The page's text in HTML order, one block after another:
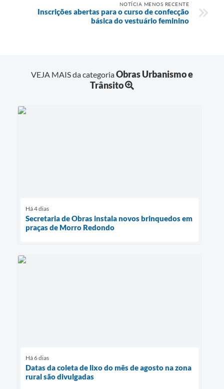
NOTÍCIA MENOS RECENTE
Inscrições abertas para o curso de confecção
básica do vestuário feminino
VEJA MAIS da categoriaObras Urbanismo e
Trânsito
Há 4 dias
Secretaria de Obras instala novos brinquedos em
praças de Morro Redondo
Há 6 dias
Datas da coleta de lixo do mês de agosto na zona
rural são divulgadas